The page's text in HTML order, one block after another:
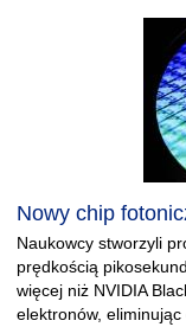
Nowy chip
Naukowcy stworzyli
prędkością
więcej niż NVIDIA
elektronów, eliminując